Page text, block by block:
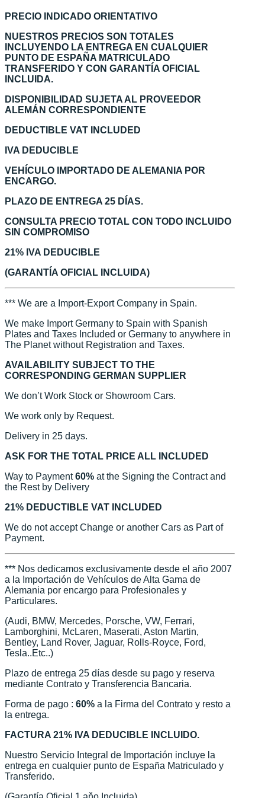
PRECIO INDICADO ORIENTATIVO
NUESTROS PRECIOS SON TOTALES
INCLUYENDO LA ENTREGA EN CUALQUIER
PUNTO DE ESPAÑA MATRICULADO
TRANSFERIDO Y CON GARANTÍA OFICIAL
INCLUIDA.
DISPONIBILIDAD SUJETA AL PROVEEDOR
ALEMÁN CORRESPONDIENTE
DEDUCTIBLE VAT INCLUDED
IVA DEDUCIBLE
VEHÍCULO IMPORTADO DE ALEMANIA POR
ENCARGO.
PLAZO DE ENTREGA 25 DÍAS.
CONSULTA PRECIO TOTAL CON TODO INCLUIDO
SIN COMPROMISO
21% IVA DEDUCIBLE
(GARANTÍA OFICIAL INCLUIDA)
*** We are a Import-Export Company in Spain.
We make Import Germany to Spain with Spanish
Plates and Taxes Included or Germany to anywhere in
The Planet without Registration and Taxes.
AVAILABILITY SUBJECT TO THE
CORRESPONDING GERMAN SUPPLIER
We don’t Work Stock or Showroom Cars.
We work only by Request.
Delivery in 25 days.
ASK FOR THE TOTAL PRICE ALL INCLUDED
Way to Payment60% at the Signing the Contract and
the Rest by Delivery
21% DEDUCTIBLE VAT INCLUDED
We do not accept Change or another Cars as Part of
Payment.
*** Nos dedicamos exclusivamente desde el año 2007
a la Importación de Vehículos de Alta Gama de
Alemania por encargo para Profesionales y
Particulares.
(Audi, BMW, Mercedes, Porsche, VW, Ferrari,
Lamborghini, McLaren, Maserati, Aston Martin,
Bentley, Land Rover, Jaguar, Rolls-Royce, Ford,
Tesla..Etc..)
Plazo de entrega 25 días desde su pago y reserva
mediante Contrato y Transferencia Bancaria.
Forma de pago : 60% a la Firma del Contrato y resto a
la entrega.
FACTURA 21% IVA DEDUCIBLE INCLUIDO.
Nuestro Servicio Integral de Importación incluye la
entrega en cualquier punto de España Matriculado y
Transferido.